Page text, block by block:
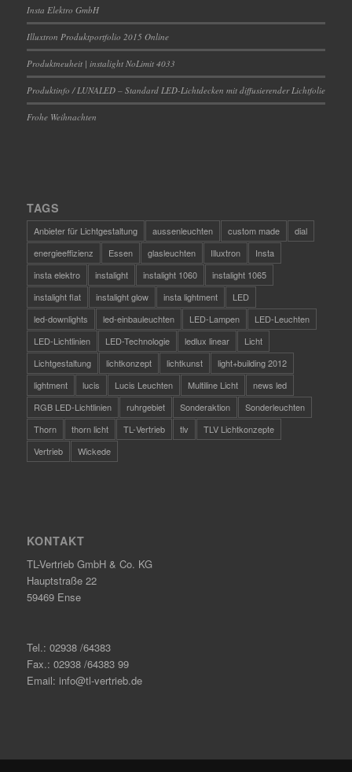
Insta Elektro GmbH
Illuxtron Produktportfolio 2015 Online
Produktneuheit | instalight NoLimit 4033
Produktinfo / LUNALED – Standard LED-Lichtdecken mit diffusierender Lichtfolie
Frohe Weihnachten
TAGS
Anbieter für Lichtgestaltung aussenleuchten custom made
dial
energieeffizienz
Essen glasleuchten Illuxtron
Insta
insta elektro
instalight instalight 1060
instalight 1065
instalight flat
instalight glow insta lightment
LED
led-downlights
led-einbauleuchten LED-Lampen
LED-Leuchten
LED-Lichtlinien
LED-Technologie ledlux linear
Licht
Lichtgestaltung
lichtkonzept lichtkunst
light+building 2012
lightment
lucis Lucis Leuchten Multiline Licht
news led
RGB LED-Lichtlinien
ruhrgebiet Sonderaktion
Sonderleuchten
Thorn
thorn licht TL-Vertrieb tlv
TLV Lichtkonzepte
Vertrieb
Wickede
KONTAKT
TL-Vertrieb GmbH & Co. KG
Hauptstraße 22
59469 Ense
Tel.: 02938 /64383
Fax.: 02938 /64383 99
Email: info@tl-vertrieb.de